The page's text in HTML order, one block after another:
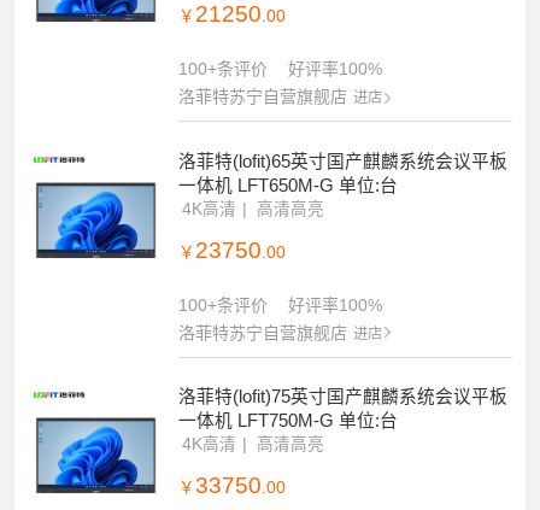
￥ 21250.00
100+条评价
好评率100%
洛菲特苏宁自营旗舰店 进店
洛菲特(lofit)65英寸国产麒麟系统会议平板
一体机 LFT650M-G 单位:台
4K高清 高清高亮
￥ 23750 .00
100+条评价
好评率100%
洛菲特苏宁自营旗舰店 进店
洛菲特(lofit)75英寸国产麒麟系统会议平板
一体机 LFT750M-G 单位:台
4K高清 高清高亮
￥ 33750.00